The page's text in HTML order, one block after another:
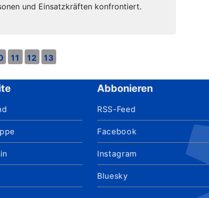
und Einsatzkräften konfrontiert.
11 12 13
Abbonieren
RSS-Feed
Facebook
Instagram
Bluesky